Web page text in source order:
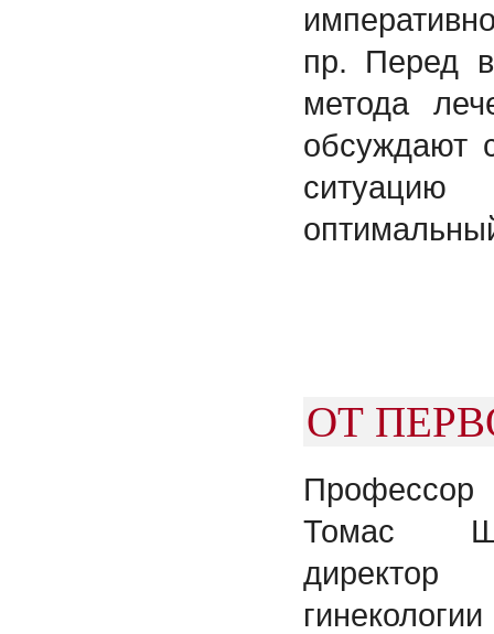
пр. Перед
метода
обсуждают
ОТ
Томас
директор
гинекологии